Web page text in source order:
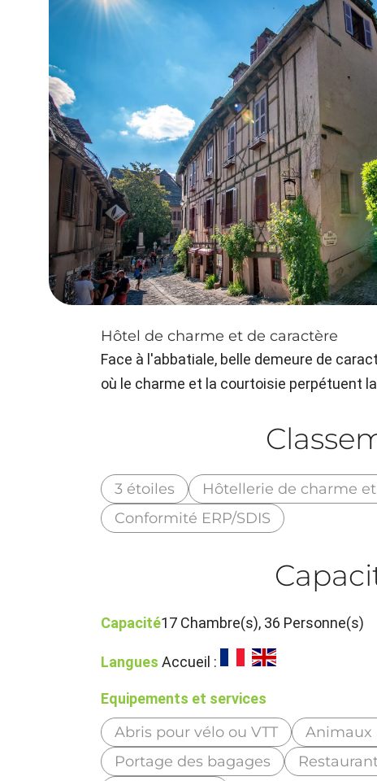
Hôtel de charme et de caractère
Face à l'abbatiale, belle demeure de
où le charme et la courtoisie perpétuent
3 étoiles
Hôtellerie de charme
Conformité ERP/SDIS
Capacité17 Chambre(s), 36 Personne(s)
Langues Accueil :
Equipements et services
Abris pour vélo ou VTT Animaux
Portage des bagages